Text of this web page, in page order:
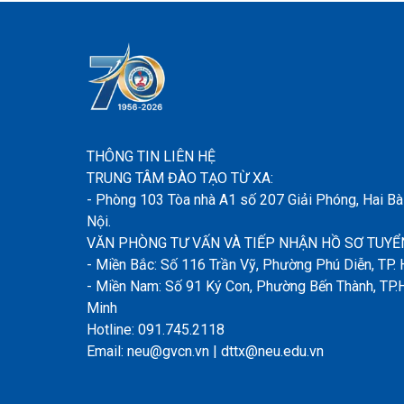
THÔNG TIN LIÊN HỆ
TRUNG TÂM ĐÀO TẠO TỪ XA:
- Phòng 103 Tòa nhà A1 số 207 Giải Phóng, Hai
Nội.
VĂN PHÒNG TƯ VẤN VÀ TIẾP NHẬN HỒ SƠ
- Miền Bắc: Số 116 Trần Vỹ, Phường Phú Diễn, TP.
- Miền Nam: Số 91 Ký Con, Phường Bến Thành,
Minh
Hotline: 091.745.2118
Email: neu@gvcn.vn | dttx@neu.edu.vn